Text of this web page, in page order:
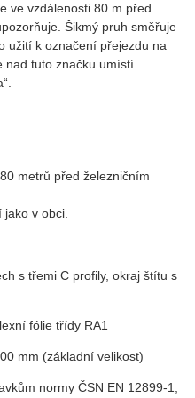
ve vzdálenosti 80 m před
Šikmý pruh směřuje
užití k označení přejezdu na
nad tuto značku umístí
metrů před železničním
v obci.
s třemi C profily, okraj štítu s
fólie třídy RA1
mm (základní velikost)
normy ČSN EN 12899-1,